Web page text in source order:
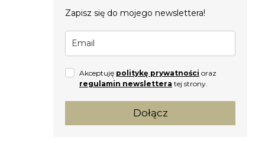
Zapisz się do mojego newslettera!
Akceptuję politykę prywatności oraz
regulamin newslettera tej strony.
Dołącz